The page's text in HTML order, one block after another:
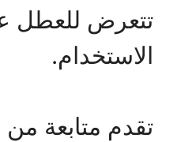
تتعرض للعطل
الاستخدام.
تقدم متابعة